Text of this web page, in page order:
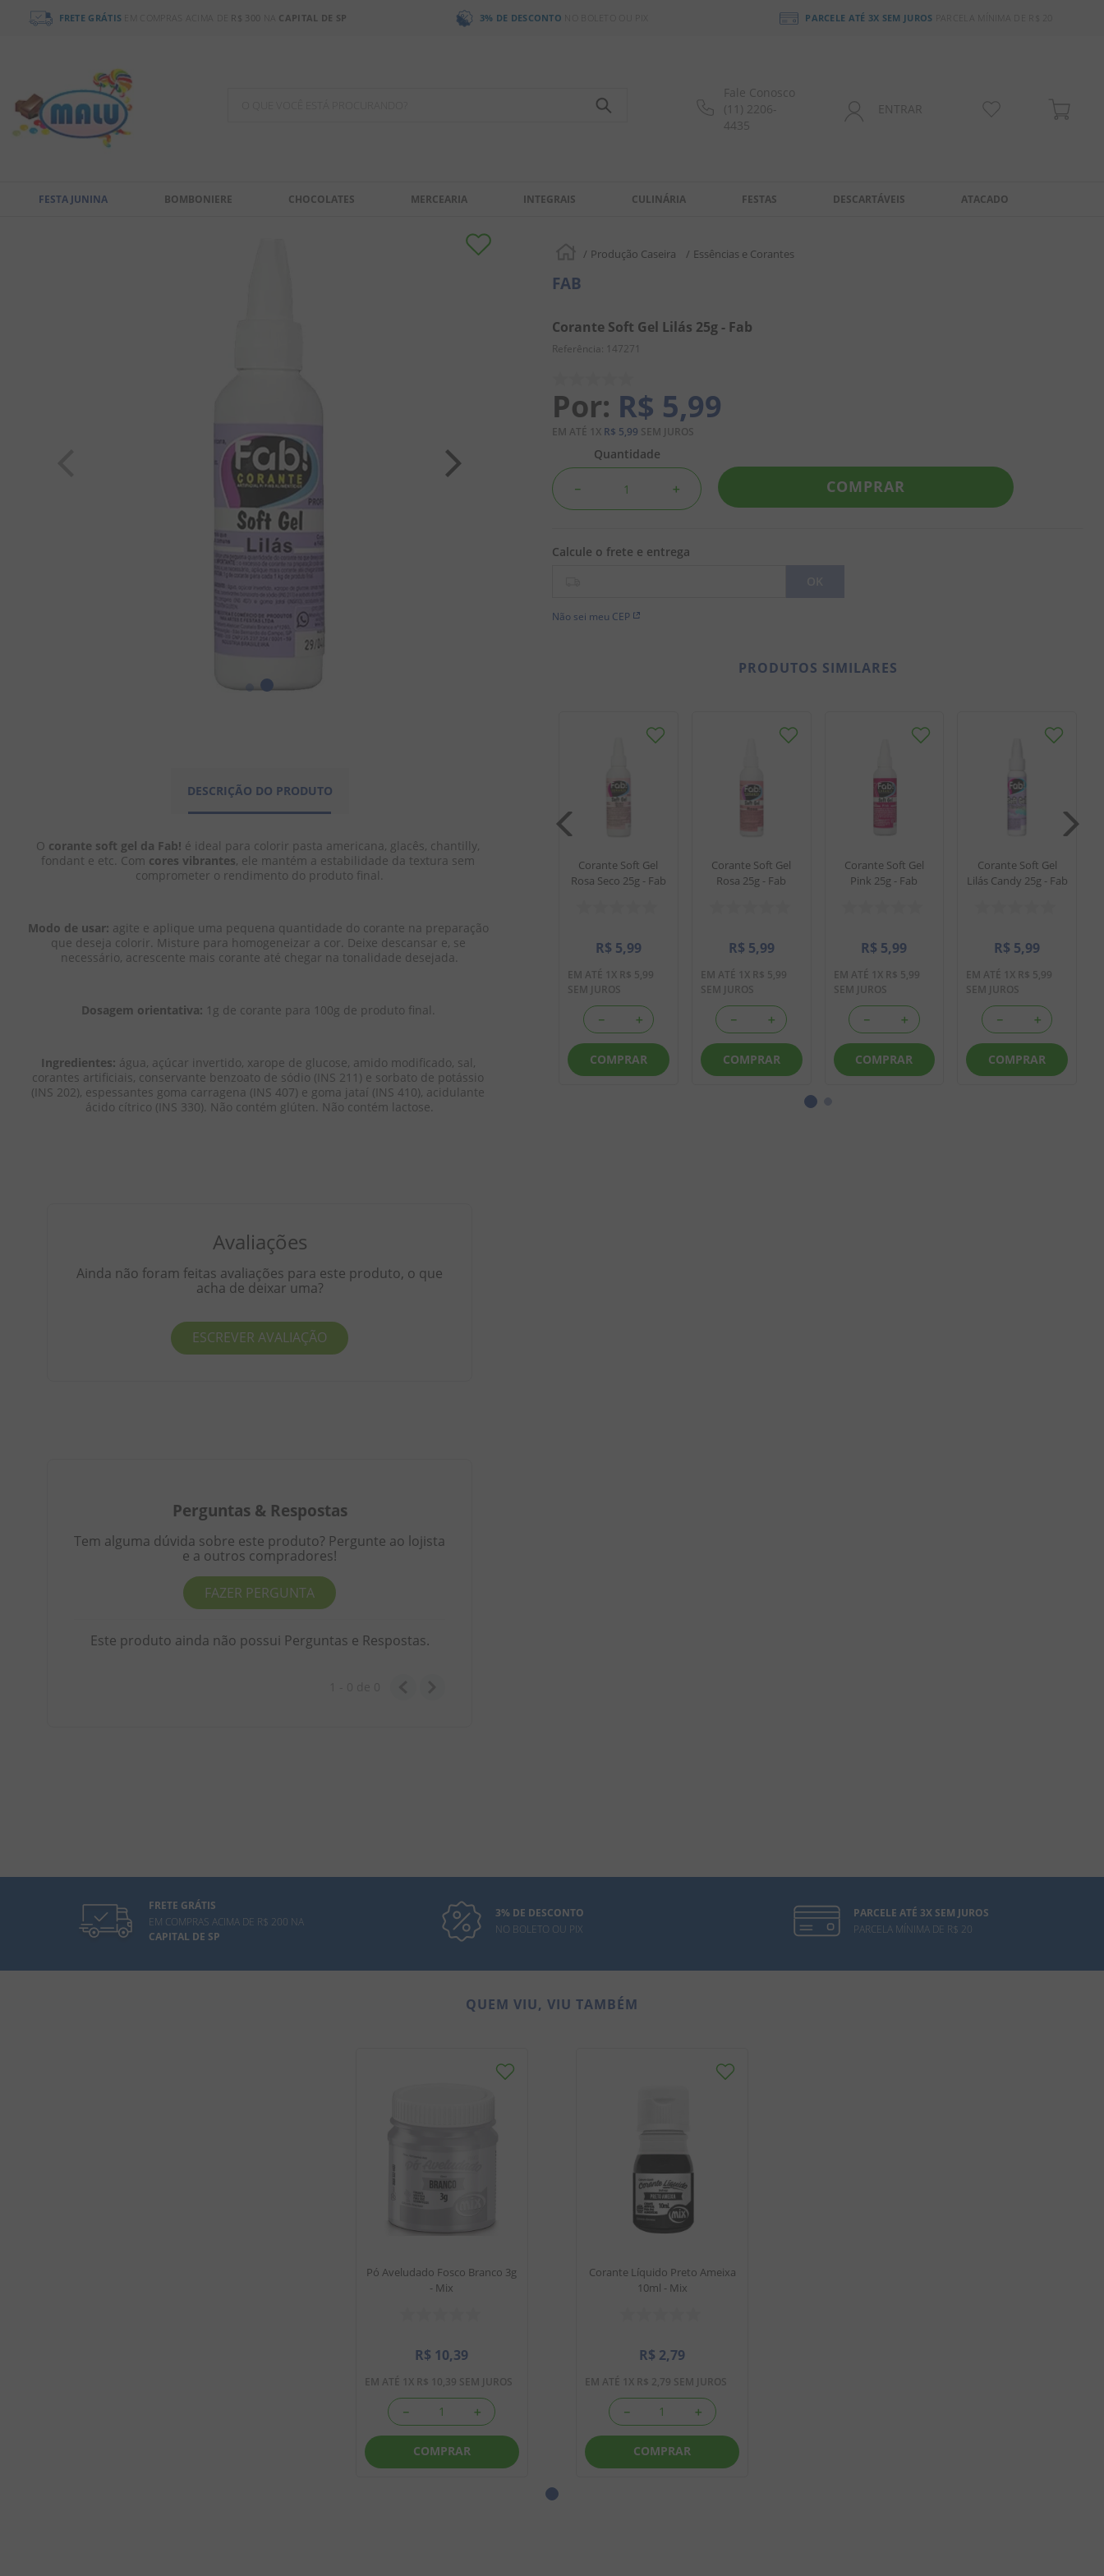
FRETE GRÁTIS EM COMPRAS ACIMA DE R$ 300 CAPITAL DE SP 3% DE DESCONTO PARCELE ATÉ 3X SEM JUROS PARCELA MÍNIMA DE R$ 20
Fale Conosco
(11) 2206-
4435
ENTRAR
FESTA JUNINA BOMBONIERE CHOCOLATES MERCEARIA INTEGRAIS CULINÁRIA FESTAS DESCARTÁVEIS ATACADO
DESCRIÇÃO DO PRODUTO
O corante soft gel da Fab! é ideal para colorir pasta americana, glacês, chantilly,
fondant e etc. Com cores vibrantes, ele mantém a estabilidade da textura sem
comprometer o rendimento do produto final.
Modo de usar: agite e aplique uma pequena quantidade do corante na preparação
que deseja colorir. Misture para homogeneizar a cor. Deixe descansar e, se
necessário, acrescente mais corante até chegar na tonalidade desejada.
Dosagem orientativa: 1g de corante para 100g de produto final.
Ingredientes: água, açúcar invertido, xarope de glucose, amido modificado, sal,
corantes artificiais, conservante benzoato de sódio (INS 211) e sorbato de potássio
(INS 202), espessantes goma carragena (INS 407) e goma jataí (INS 410), acidulante
ácido cítrico (INS 330). Não contém glúten. Não contém lactose.
Avaliações
Ainda não foram feitas avaliações para este produto, o que
acha de deixar uma?
ESCREVER AVALIAÇÃO
Perguntas & Respostas
Tem alguma dúvida sobre este produto? Pergunte ao lojista
e a outros compradores!
FAZER PERGUNTA
Este produto ainda não possui Perguntas e Respostas.
Produção Caseira Essências e Corantes
FAB
Corante Soft Gel Lilás 25g - Fab
Referência : 147271
R$ 5,99
EM ATÉ 1 X R$ 5,99 SEM JUROS
Quantidade
＋
－ COMPRAR
Não sei meu CEP
PRODUTOS SIMILARES
EM ATÉ1 XR$5 99
SEM JUROS
COMPRAR
Fab
EM ATÉ1 XR$ 5,99
SEM JUROS
COMPRAR
Azul 25g - Fab
EM ATÉ1 XR$ 5,99
SEM JUROS
COMPRAR
EM ATÉ1XR$
SEM JUROS
COMPRAR
Corante Soft Gel
Rosa Seco 25g - Fab
R$ 5,99
EM ATÉ 1 X R$ 5,99
SEM JUROS
＋
－
COMPRAR
Corante Soft Gel
Rosa 25g - Fab
R$ 5,99
EM ATÉ 1 X R$ 5,99
SEM JUROS
＋
－
COMPRAR
Corante Soft Gel
Pink 25g - Fab
R$ 5,99
EM ATÉ 1 X R$ 5,99
SEM JUROS
＋
－
COMPRAR
Corante Soft Gel
Lilás Candy 25g - Fab
R$ 5,99
EM ATÉ 1 X R$ 5,99
SEM JUROS
＋
－
COMPRAR
FRETE GRÁTIS
EM COMPRAS ACIMA DE R$ 200 NA
CAPITAL DE SP
3% DE DESCONTO
NO BOLETO OU PIX
PARCELE ATÉ 3X SEM JUROS
PARCELA MÍNIMA DE R$ 20
QUEM VIU, VIU TAMBÉM
Pó Aveludado Fosco Branco 3g
- Mix
R$ 10,39
EM ATÉ 1 X R$ 10,39 SEM JUROS
＋
－
COMPRAR
Corante Líquido Preto Ameixa
10ml - Mix
R$ 2,79
EM ATÉ 1 X R$ 2,79 SEM JUROS
＋
－
COMPRAR
TERMOS MAIS BUSCADOS
2º